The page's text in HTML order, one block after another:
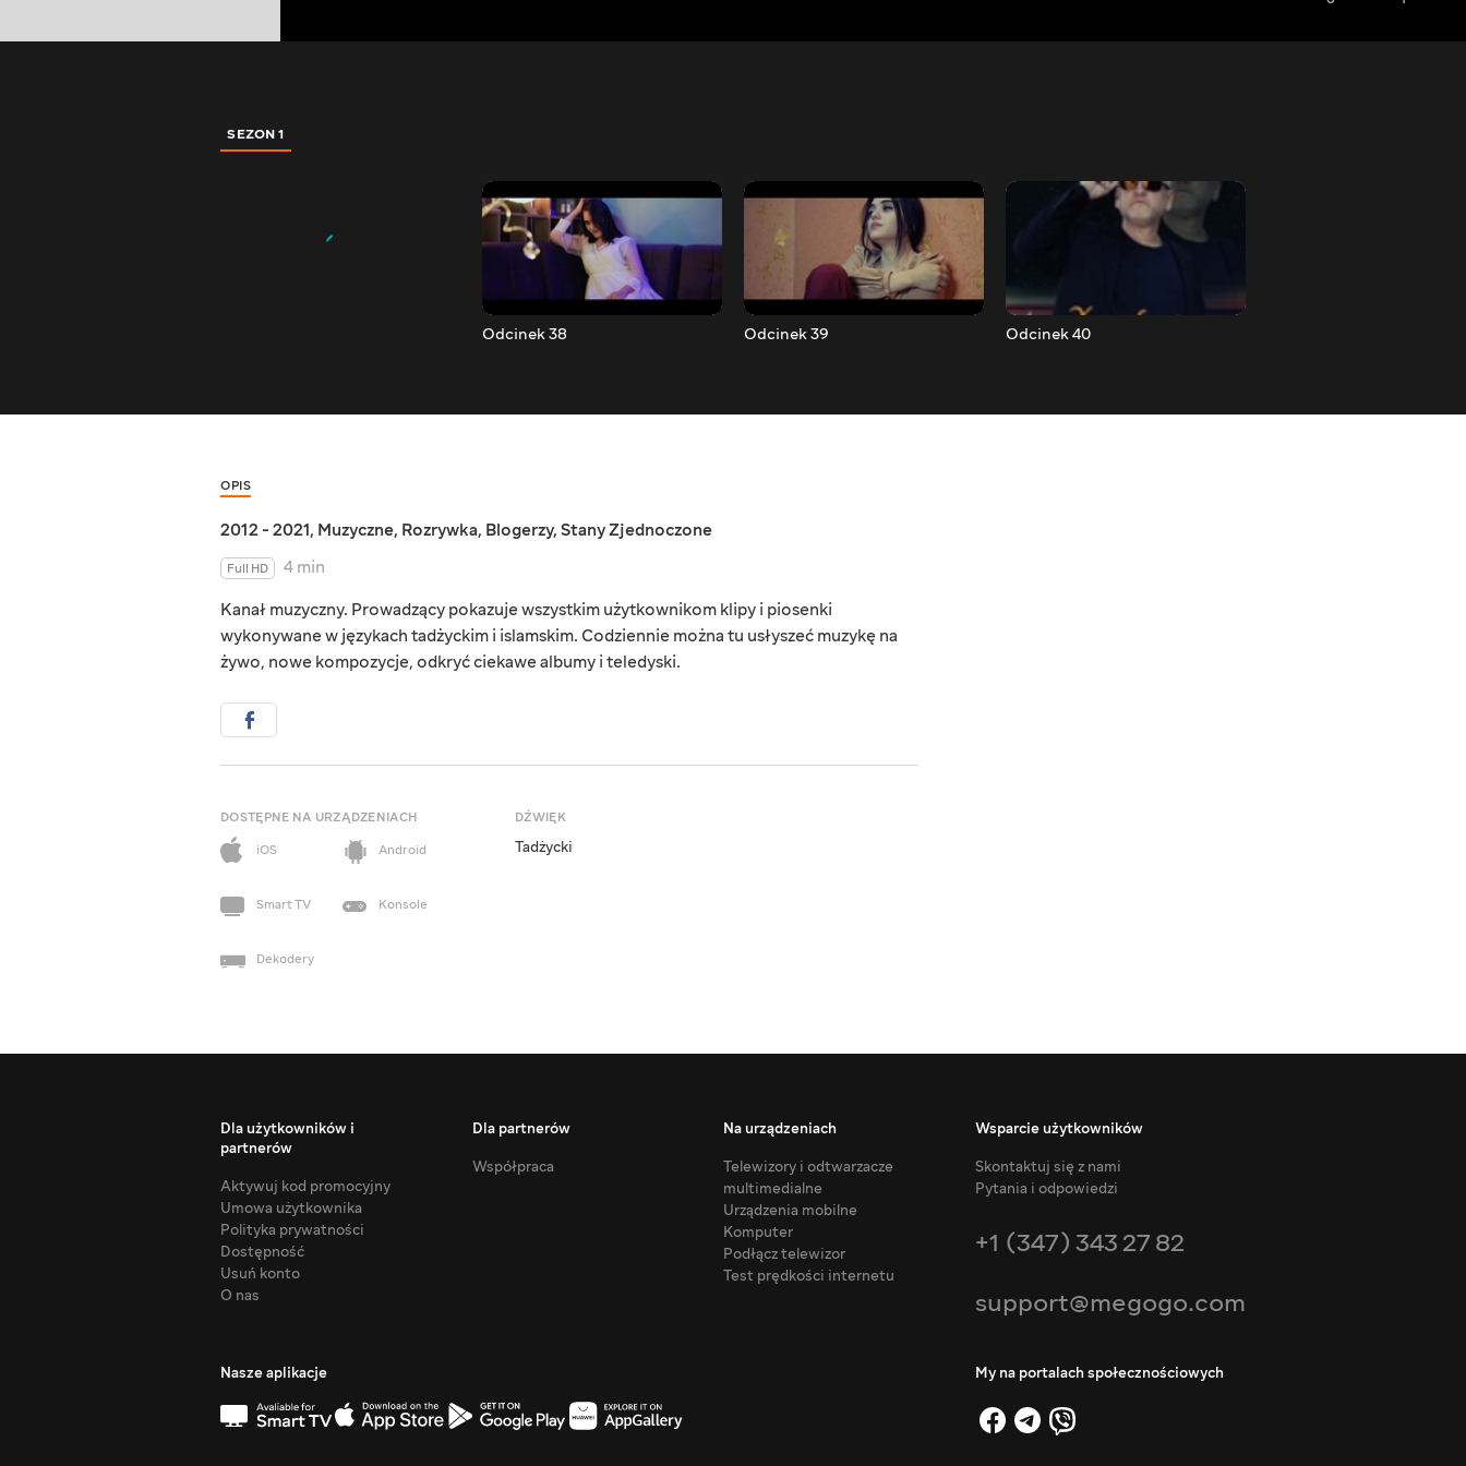
SEZON 1
Odcinek 38 Odcinek 39 Odcinek 40
OPIS
2012 - 2021, Muzyczne, Rozrywka, Blogerzy, Stany Zjednoczone
Full HD
4 min
Kanał muzyczny. Prowadzący pokazuje wszystkim użytkownikom klipy i piosenki
wykonywane w językach tadżyckim i islamskim. Codziennie można tu usłyszeć muzykę na
żywo, nowe kompozycje, odkryć ciekawe albumy i teledyski.
DOSTĘPNE NA URZĄDZENIACH
iOS
Android
Smart TV Konsole
Dekodery
DŹWIĘK
Tadżycki
Dla użytkowników i
partnerów
Aktywuj kod promocyjny
Umowa użytkownika
Polityka prywatności
Dostępność
Usuń konto
O nas
Dla partnerów
Współpraca
Na urządzeniach
Telewizory i odtwarzacze
multimedialne
Urządzenia mobilne
Komputer
Podłącz telewizor
Test prędkości internetu
Wsparcie użytkowników
Skontaktuj się z nami
Pytania i odpowiedzi
+1 (347) 343 27 82
support@megogo.com
Nasze aplikacje My na portalach społecznościowych